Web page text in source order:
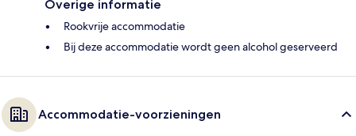
Overige informatie
Rookvrije accommodatie
Bij deze accommodatie wordt geen alcohol geserveerd
Accommodatie-voorzieningen